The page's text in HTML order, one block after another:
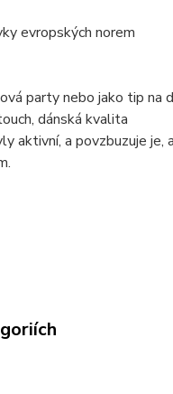
evropských norem
party nebo jako tip na
dánská kvalita
aktivní, a povzbuzuje